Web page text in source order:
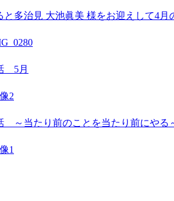
と多治見 大池眞美 様をお迎えして4月
5月
～当たり前のことを当たり前にやる